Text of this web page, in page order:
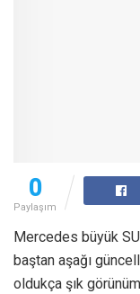
0
Paylaşım
Mercedes büyük
baştan aşağı
oldukça şık